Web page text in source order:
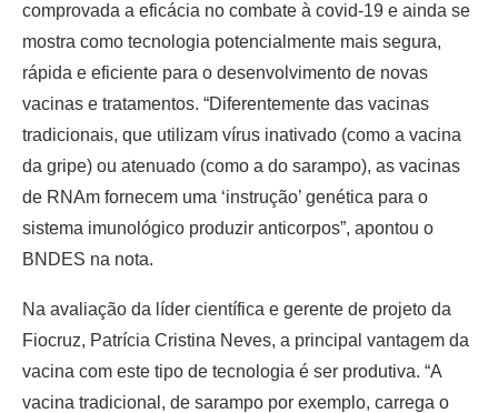
comprovada a eficácia no combate à covid-19 e ainda se
mostra como tecnologia potencialmente mais segura,
rápida e eficiente para o desenvolvimento de novas
vacinas e tratamentos. “Diferentemente das vacinas
tradicionais, que utilizam vírus inativado (como a vacina
da gripe) ou atenuado (como a do sarampo), as vacinas
de RNAm fornecem uma ‘instrução’ genética para o
sistema imunológico produzir anticorpos”, apontou o
BNDES na nota.
Na avaliação da líder científica e gerente de projeto da
Fiocruz, Patrícia Cristina Neves, a principal vantagem da
vacina com este tipo de tecnologia é ser produtiva. “A
vacina tradicional, de sarampo por exemplo, carrega o